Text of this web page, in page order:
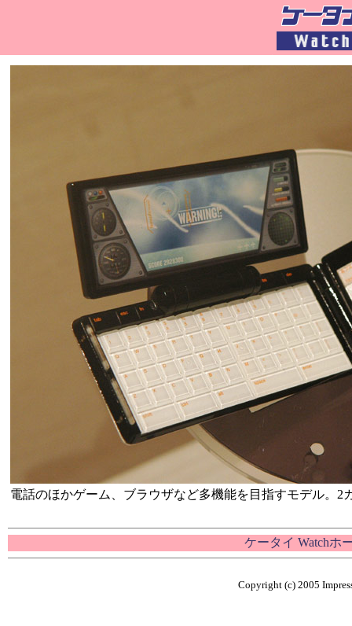
電話のほかゲーム、ブラウザなど多機能を目指すモデル。2
ケータイ Watchホ
Copyright (c) 2005